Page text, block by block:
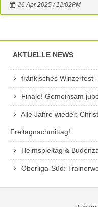
26 Apr 2025 / 12:02PM
AKTUELLE NEWS
fränkisches Winzerfest
Finale! Gemeinsam
Alle Jahre wieder:
Freitagnachmittag!
Heimspieltag &
Oberliga-Süd: